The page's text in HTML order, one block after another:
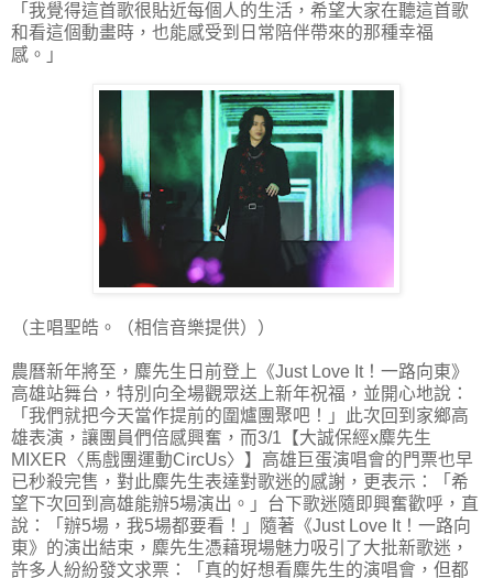
「我覺得這首歌很貼近每個人的生活，希望大家在聽這首歌
和看這個動畫時，也能感受到日常陪伴帶來的那種幸福
感。」
（主唱聖皓。（相信音樂提供））
農曆新年將至，麋先生日前登上《Just Love It！一路向東》
高雄站舞台，特別向全場觀眾送上新年祝福，並開心地說：
「我們就把今天當作提前的圍爐團聚吧！」此次回到家鄉高
雄表演，讓團員們倍感興奮，而3/1【大誠保經x麋先生
MIXER〈馬戲團運動CircUs〉】高雄巨蛋演唱會的門票也早
已秒殺完售，對此麋先生表達對歌迷的感謝，更表示：「希
望下次回到高雄能辦5場演出。」台下歌迷隨即興奮歡呼，直
說：「辦5場，我5場都要看！」隨著《Just Love It！一路向
東》的演出結束，麋先生憑藉現場魅力吸引了大批新歌迷，
許多人紛紛發文求票：「真的好想看麋先生的演唱會，但都